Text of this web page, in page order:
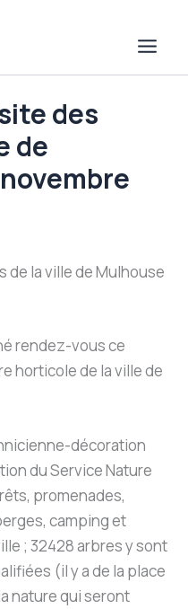
des
de
de la ville de Mulhouse
rendez-vous ce
horticole de la ville de
décoration
du Service Nature
promenades,
camping et
; 32428 arbres y sont
(il y a de la place
nature qui seront